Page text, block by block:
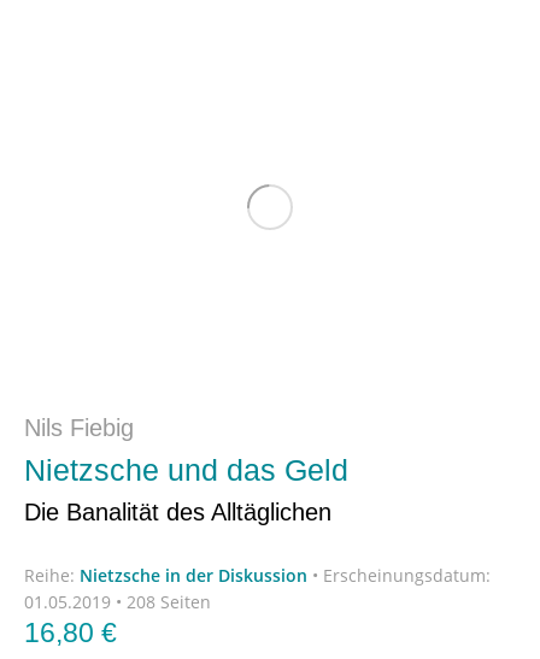
Nils Fiebig
Nietzsche und das Geld
Die Banalität des Alltäglichen
Reihe: Nietzsche in der Diskussion • Erscheinungsdatum:
01.05.2019 • 208 Seiten
16,80 €